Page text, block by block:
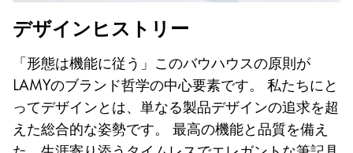
Malaysia
Middle East
この地域には、Lamyが顧客に提供している言語の
Ozania
この地域には、Lamyが顧客に提供している言語の
デザインヒストリー
「形態は機能に従う」このバウハウスの原則が
LAMYのブランド哲学の中心要素です。 私たちにと
ってデザインとは、単なる製品デザインの追求を超
えた総合的な姿勢です。 最高の機能と品質を備え